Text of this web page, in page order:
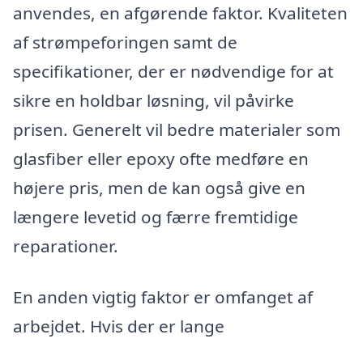
anvendes, en afgørende faktor. Kvaliteten
af strømpeforingen samt de
specifikationer, der er nødvendige for at
sikre en holdbar løsning, vil påvirke
prisen. Generelt vil bedre materialer som
glasfiber eller epoxy ofte medføre en
højere pris, men de kan også give en
længere levetid og færre fremtidige
reparationer.
En anden vigtig faktor er omfanget af
arbejdet. Hvis der er lange